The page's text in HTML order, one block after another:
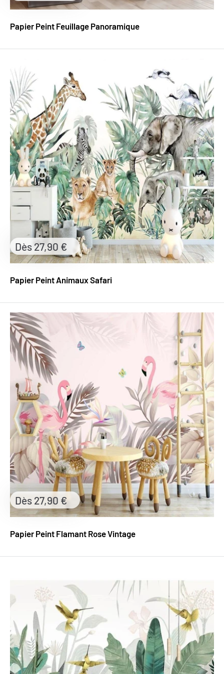
Papier Peint Feuillage Panoramique
réduit
Papier Peint Animaux Safari
Prix
réduit
Dès 27,90 €
Papier Peint Flamant Rose Vintage
Prix
réduit
Dès 27,90 €